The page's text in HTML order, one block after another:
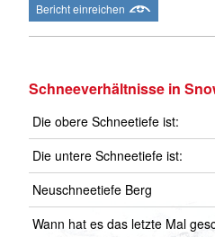
Bericht einreichen
Schneeverhältnisse in
Die obere Schneetiefe ist:
Die untere Schneetiefe ist:
Neuschneetiefe Berg
Wann hat es das letzte Mal